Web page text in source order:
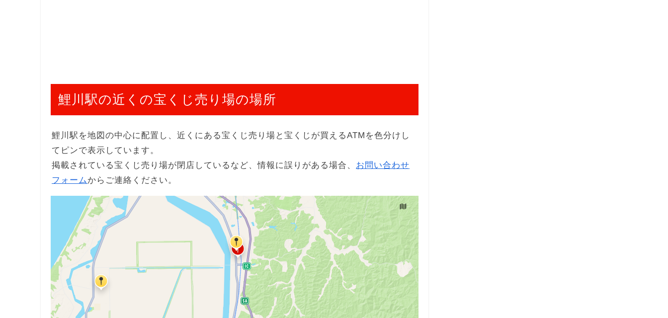
鯉川駅の近くの宝くじ売り場の場所
鯉川駅を地図の中心に配置し、近くにある宝くじ売り場と宝くじが買えるATMを色分けし
てピンで表示しています。
掲載されている宝くじ売り場が閉店しているなど、情報に誤りがある場合、 お問い合わせ
フォーム からご連絡ください。